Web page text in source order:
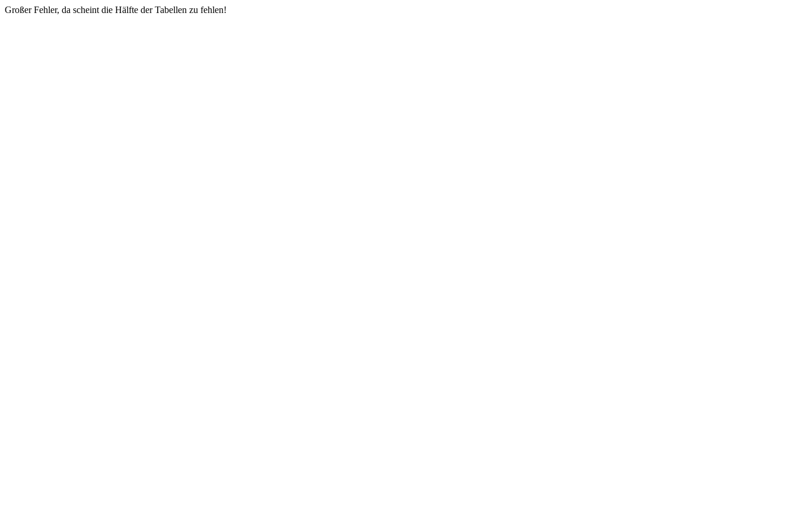
Großer Fehler, da scheint die Hälfte der Tabellen zu fehlen!